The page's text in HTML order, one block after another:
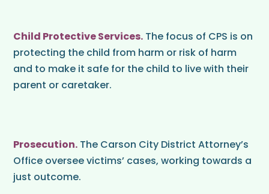
Child Protective Services. The focus of CPS is on
protecting the child from harm or risk of harm
and to make it safe for the child to live with their
parent or caretaker.
Prosecution. The Carson City District Attorney’s
Office oversee victims’ cases, working towards a
just outcome.